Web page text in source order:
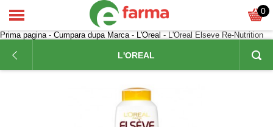
0
Prima pagina- Cumpara dupa Marca- L'Oreal - L'Oreal Elseve Re-Nutrition
L'OREAL